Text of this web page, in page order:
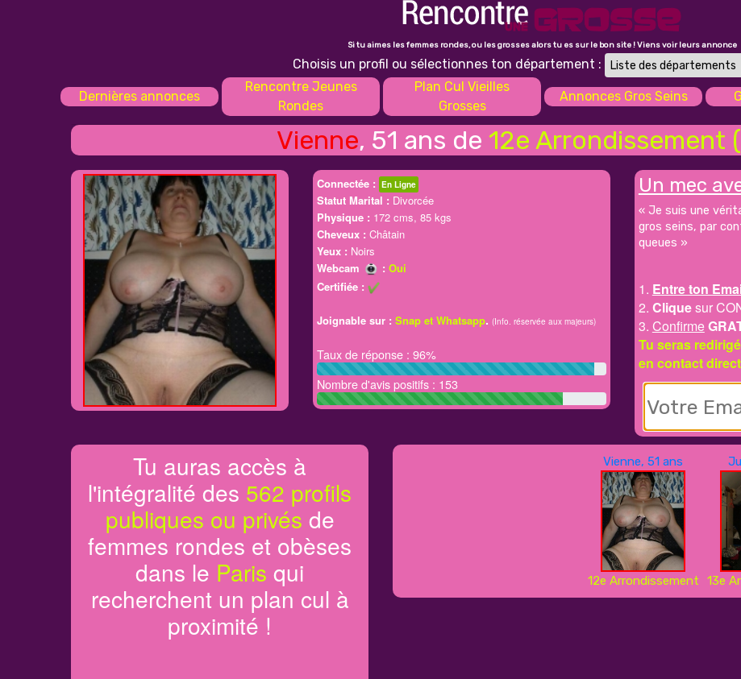
Si tu aimes les femmes rondes, ou les grosses alors tu es sur le bon site ! Viens voir leurs annonce
Choisis un profil ou sélectionnes ton département :
Dernières annonces
Rencontre Jeunes
Rondes
Plan Cul Vieilles
Grosses
Annonces Gros Seins
Vienne, 51 ans de 12e Arrondissement
Connectée : En Ligne
Statut Marital : Divorcée
Physique : 172 cms, 85 kgs
Cheveux : Châtain
Yeux : Noirs
Webcam
: Oui
Certifiée :
Joignable sur : Snap et Whatsapp. (Info. réservée aux majeurs)
Taux de réponse : 96%
Nombre d'avis positifs : 153
Un mec
« Je suis une
gros seins, par
queues »
1. Entre ton
2. Cliquesur
3. Confirme
Tu seras
en contact
Tu auras accès à
l'intégralité des 562 profils
publiques ou privés de
femmes rondes et obèses
dans le Paris qui
recherchent un plan cul à
proximité !
Vienne, 51 ans
12e Arrondissement 13e